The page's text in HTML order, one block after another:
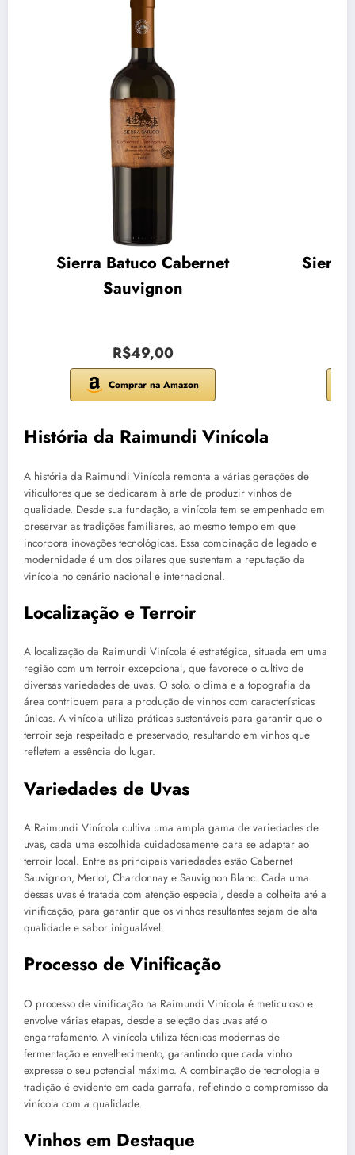
Sierra Batuco Cabernet
Sauvignon
R$49,00
Comprar na Amazon
Sierra
História da Raimundi Vinícola
A história da Raimundi Vinícola remonta a várias gerações de
viticultores que se dedicaram à arte de produzir vinhos de
qualidade. Desde sua fundação, a vinícola tem se empenhado em
preservar as tradições familiares, ao mesmo tempo em que
incorpora inovações tecnológicas. Essa combinação de legado e
modernidade é um dos pilares que sustentam a reputação da
vinícola no cenário nacional e internacional.
Localização e Terroir
A localização da Raimundi Vinícola é estratégica, situada em uma
região com um terroir excepcional, que favorece o cultivo de
diversas variedades de uvas. O solo, o clima e a topografia da
área contribuem para a produção de vinhos com características
únicas. A vinícola utiliza práticas sustentáveis para garantir que o
terroir seja respeitado e preservado, resultando em vinhos que
refletem a essência do lugar.
Variedades de Uvas
A Raimundi Vinícola cultiva uma ampla gama de variedades de
uvas, cada uma escolhida cuidadosamente para se adaptar ao
terroir local. Entre as principais variedades estão Cabernet
Sauvignon, Merlot, Chardonnay e Sauvignon Blanc. Cada uma
dessas uvas é tratada com atenção especial, desde a colheita até a
vinificação, para garantir que os vinhos resultantes sejam de alta
qualidade e sabor inigualável.
Processo de Vinificação
O processo de vinificação na Raimundi Vinícola é meticuloso e
envolve várias etapas, desde a seleção das uvas até o
engarrafamento. A vinícola utiliza técnicas modernas de
fermentação e envelhecimento, garantindo que cada vinho
expresse o seu potencial máximo. A combinação de tecnologia e
tradição é evidente em cada garrafa, refletindo o compromisso da
vinícola com a qualidade.
Vinhos em Destaque